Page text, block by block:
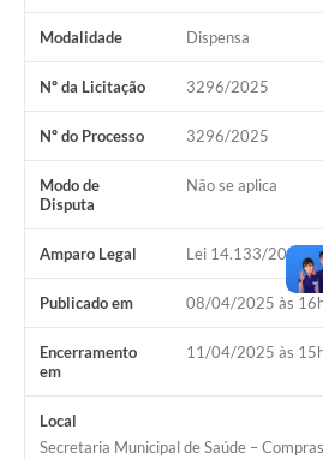
Carta de Serviços
Notícias
Projetos
Links
Modalidade Dispensa
Nº da Licitação 3296/2025
Nº do Processo 3296/2025
Modo de
Disputa
Não se aplica
Amparo Legal Lei 14.133/2021,
Publicado em 08/04/2025 às
Encerramento
em
11/04/2025 às
Local
Secretaria Municipal de Saúde – Compras